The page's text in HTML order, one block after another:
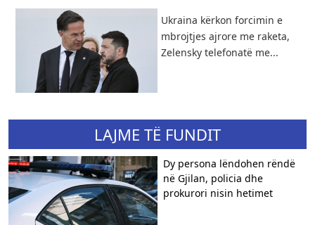
Ukraina kërkon forcimin e
mbrojtjes ajrore me raketa,
Zelensky telefonatë me...
LAJME TË FUNDIT
Dy persona lëndohen rëndë
në Gjilan, policia dhe
prokurori nisin hetimet